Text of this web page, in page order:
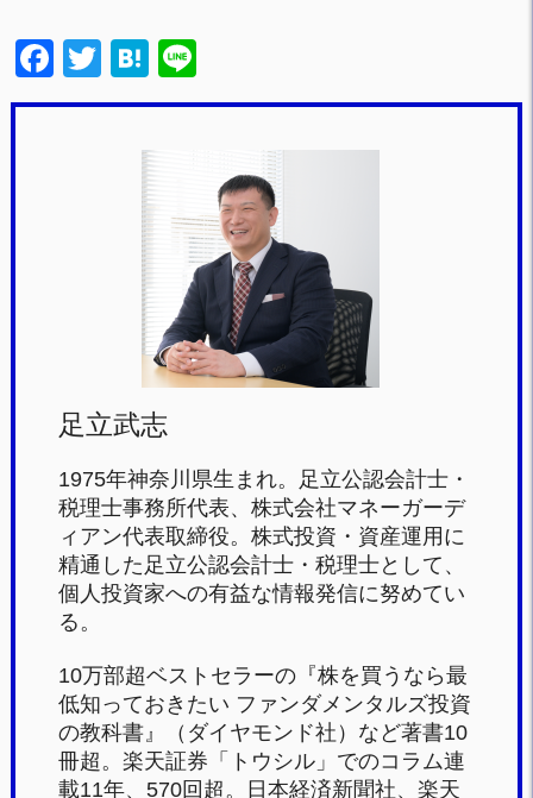
F
a
T
wi
H
at
n
a
n
足立武志
1975年神奈川県生まれ。足立公認会計士・
税理士事務所代表、株式会社マネーガーデ
ィアン代表取締役。株式投資・資産運用に
精通した足立公認会計士・税理士として、
個人投資家への有益な情報発信に努めてい
る。
10万部超ベストセラーの『株を買うなら最
低知っておきたい ファンダメンタルズ投資
の教科書』（ダイヤモンド社）など著書10
冊超。楽天証券「トウシル」でのコラム連
載11年、570回超。日本経済新聞社、楽天